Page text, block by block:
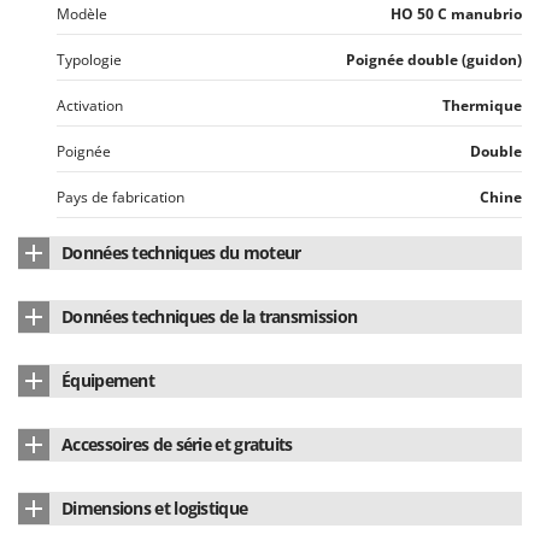
Modèle HO 50 C manubrio
Typologie Poignée double (guidon)
Activation Thermique
Poignée Double
Pays de fabrication Chine
Données techniques du moteur
Modèle de moteur GX 50
Type de moteur
Cylindrée 47.9 cm³
Puissance nominale 2 HP
Données techniques de la transmission
Diamètre de la perche 28 mm
Arbre interne
Arbre et couple conique standard
Équipement
Accessoire débroussailleuse De série
Système anti-vibration
Accessoires de série et gratuits
Disque en acier à 4 dents Non
Dimensions et logistique